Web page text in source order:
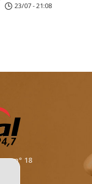
23/07 - 21:08
n° 18